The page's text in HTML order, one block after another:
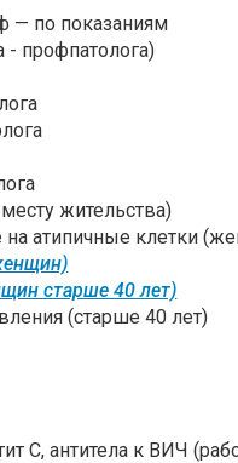
— по показаниям
- профпатолога)
жительства)
на атипичные клетки
старше 40 лет)
(старше 40 лет)
С, антитела к ВИЧ